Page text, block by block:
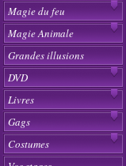
Magie du feu
Magie Animale
Grandes illusions
DVD
Livres
Gags
Costumes